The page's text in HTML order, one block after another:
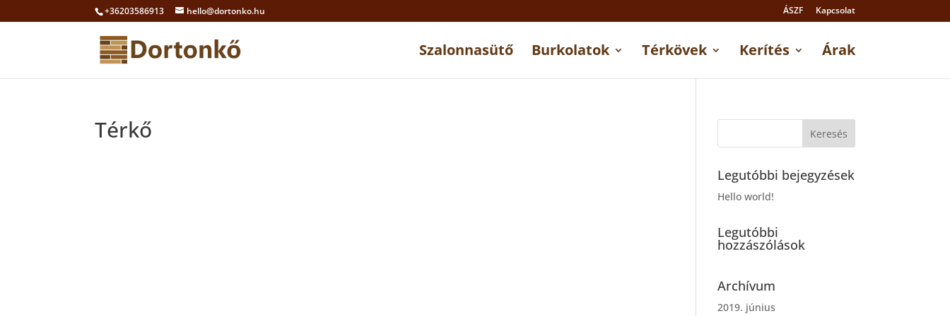
+36203586913 hello@dortonko.hu ÁSZF Kapcsolat
Szalonnasütő Burkolatok Térkövek Kerítés Árak
Térkő
Legutóbbi bejegyzések
Hello world!
Legutóbbi
hozzászólások
Archívum
2019. június